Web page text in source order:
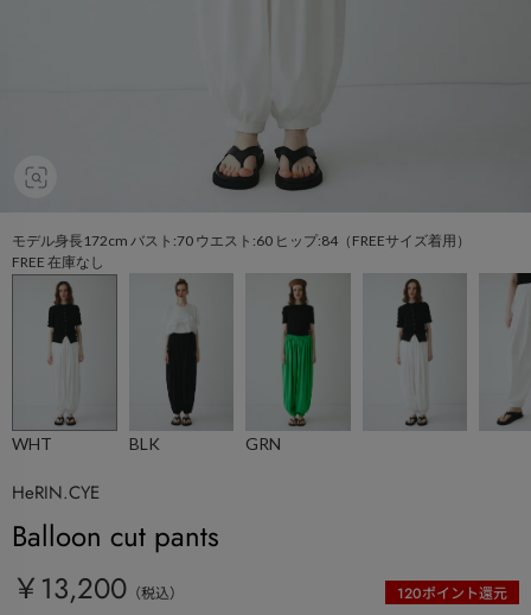
モデル身長172cm バスト:70 ウエスト:60 ヒップ:84（FREEサイズ着用）
FREE 在庫なし
WHT BLK GRN
HeRIN.CYE
Balloon cut pants
￥13,200 （税込） 120ポイント還元